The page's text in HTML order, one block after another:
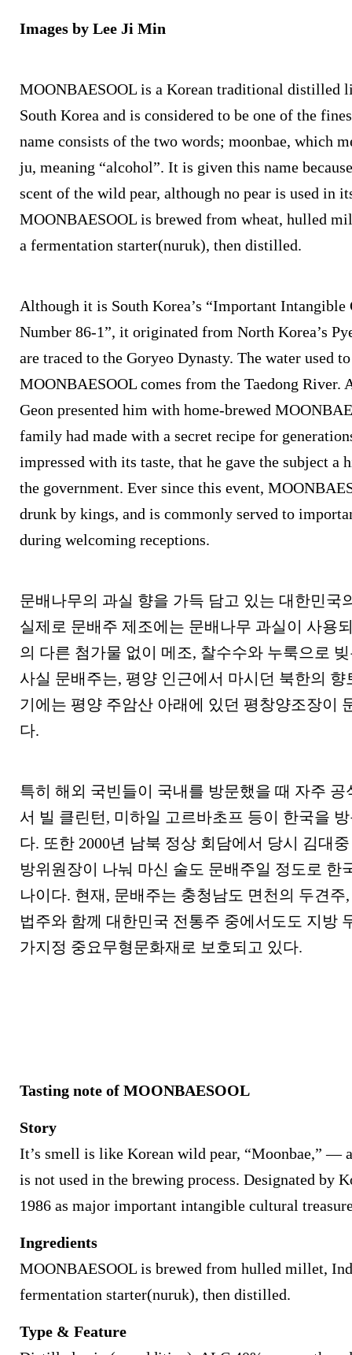
Images by Lee Ji Min
MOONBAESOOL is a Korean traditional distilled
South Korea and is considered to be one of the
name consists of the two words; moonbae, which
ju, meaning “alcohol”. It is given this name
scent of the wild pear, although no pear is used in
MOONBAESOOL is brewed from wheat, hulled
a fermentation starter(nuruk), then distilled.
Although it is South Korea’s “Important
Number 86-1”, it originated from North Korea’s
are traced to the Goryeo Dynasty. The water used
MOONBAESOOL comes from the Taedong River.
Geon presented him with home-brewed
family had made with a secret recipe for
impressed with its taste, that he gave the subject a
the government. Ever since this event,
drunk by kings, and is commonly served to
during welcoming receptions.
문배나무의 과실 향을 가득 담고 있는 대한민국
실제로 문배주 제조에는 문배나무 과실이 사용
의 다른 첨가물 없이 메조, 찰수수와 누룩으로
사실 문배주는, 평양 인근에서 마시던 북한의
기에는 평양 주암산 아래에 있던 평창양조장이
다.
특히 해외 국빈들이 국내를 방문했을 때 자주
서 빌 클린턴 , 미하일 고르바초프 등이 한국을
다. 또한 2000년 남북 정상 회담에서 당시 김대
방위원장이 나눠 마신 술도 문배주일 정도로 한
나이다. 현재 , 문배주는 충청남도 면천의 두견주,
법주와 함께 대한민국 전통주 중에서도도 지방
가지정 중요무형문화재로 보호되고 있다.
Tasting note of MOONBAESOOL
Story
It’s smell is like Korean wild pear, “Moonbae,” —
is not used in the brewing process. Designated by
1986 as major important intangible cultural
Ingredients
MOONBAESOOL is brewed from hulled millet,
fermentation starter(nuruk), then distilled.
Type & Feature